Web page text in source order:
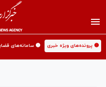
🟡 پرونده‌های ویژه خبری 🟡 سامانه‌های